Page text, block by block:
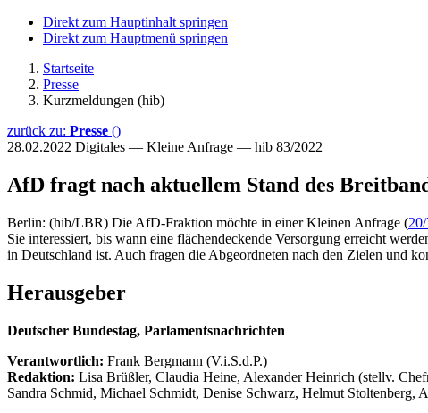
Direkt zum Hauptinhalt springen
Direkt zum Hauptmenü springen
Startseite
Presse
Kurzmeldungen (hib)
zurück zu: Presse ()
28.02.2022 Digitales — Kleine Anfrage — hib 83/2022
AfD fragt nach aktuellem Stand des
Berlin: (hib/LBR) Die AfD-Fraktion möchte in einer Kleinen Anfrage (
Sie interessiert, bis wann eine flächendeckende Versorgung erreicht
in Deutschland ist. Auch fragen die Abgeordneten nach den Zielen und
Herausgeber
Deutscher Bundestag, Parlamentsnachrichten
Verantwortlich: Frank Bergmann (V.i.S.d.P.)
Redaktion: Lisa Brüßler, Claudia Heine, Alexander Heinrich (stellv.
Sandra Schmid, Michael Schmidt, Denise Schwarz, Helmut Stoltenberg,